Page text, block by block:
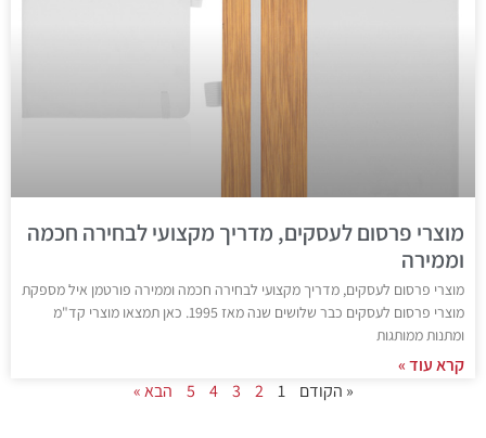
מוצרי פרסום לעסקים, מדריך מקצועי לבחירה חכמה
וממירה
מוצרי פרסום לעסקים, מדריך מקצועי לבחירה חכמה וממירה פורטמן איל מספקת
מוצרי פרסום לעסקים כבר שלושים שנה מאז 1995. כאן תמצאו מוצרי קד"מ
ומתנות ממותגות
קרא עוד »
« הקודם
1
2
3
4
5 הבא »